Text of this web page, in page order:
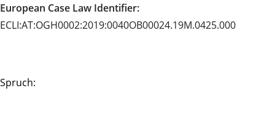
European Case Law Identifier:
ECLI:AT:OGH0002:2019:0040OB00024.19M.0425.000
Spruch: